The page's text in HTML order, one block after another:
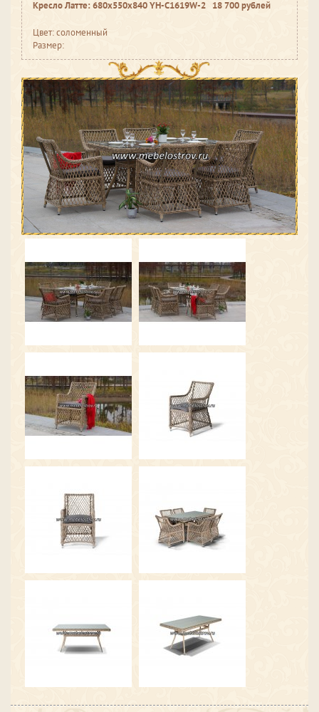
Кресло Латте: 680х550х840 YH-C1619W-2 18 700 рублей
Цвет: соломенный
Размер: